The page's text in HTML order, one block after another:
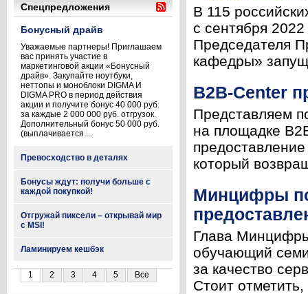
Спецпредложения
Бонусный драйв
Уважаемые партнеры! Приглашаем
вас принять участие в
маркетинговой акции «Бонусный
драйв». Закупайте ноутбуки,
неттопы и моноблоки DIGMA И
DIGMA PRO в период действия
акции и получите бонус 40 000 руб.
за каждые 2 000 000 руб. отгрузок.
Дополнительный бонус 50 000 руб.
(выплачивается ...
Превосходство в деталях
Бонусы ждут: получи больше с
каждой покупкой!
Отгружай пиксели – открывай мир
с MSI!
Ламинируем кешбэк
1 2 3 4 5 Все
В 115
с сентября
Председателя
кафедры»
B2B-Center
Представляем
на площадке
который
Минцифры
Глава
обучающий
за качество
Стоит